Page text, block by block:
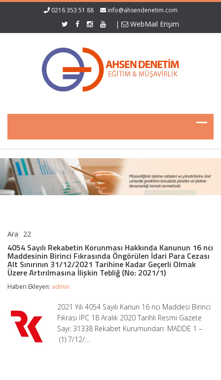
0216 353 51 88 info@ahsendenetim.com
| WebMail Erişim
Ara 22
Rekabetin
Korunması
Hakkında
Kanunun
16
Birinci
Fıkrasında
Öngörülen
Para
4054 Sayılı Rekabetin Korunması Hakkında Kanunun 16 ncı
Maddesinin Birinci Fıkrasında Öngörülen İdari Para Cezası
Alt Sınırının 31/12/2021 Tarihine Kadar Geçerli Olmak
Üzere Artırılmasına İlişkin Tebliğ (No: 2021/1)
Haberi Ekleyen: admin
2021 Yılı 4054 Sayılı Kanun 16 ncı Maddesi Birinci
Fıkrası İPC 18 Aralık 2020 Tarihli Resmi Gazete
Sayı: 31338 Rekabet Kurumundan: MADDE 1 –
(1) 7/12/…